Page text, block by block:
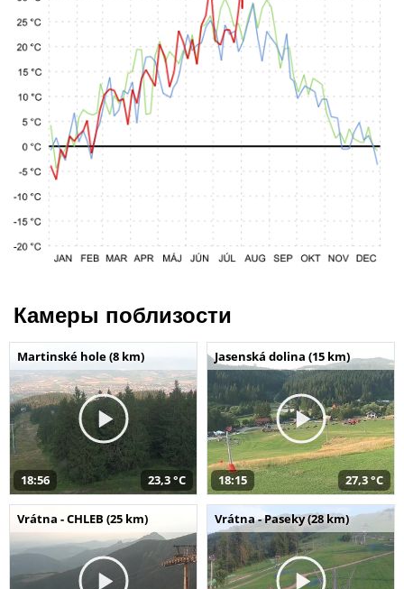
Камеры поблизости
Martinské hole (8 km)
18:56 23,3 °C
Jasenská dolina (15 km)
18:15 27,3 °C
Vrátna - CHLEB (25 km) Vrátna - Paseky (28 km)